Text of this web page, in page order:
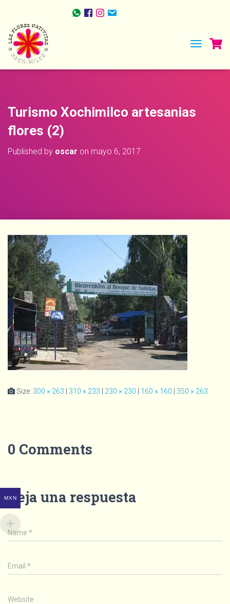
TOGGLE
Turismo Xochimilco artesanias
flores (2)
Published by oscar on mayo 6, 2017
Size: 300 × 263 310 × 233 230 × 230 160 × 160 350 × 263
0 Comments
Deja una respuesta
Name *
Email *
Website
MXN